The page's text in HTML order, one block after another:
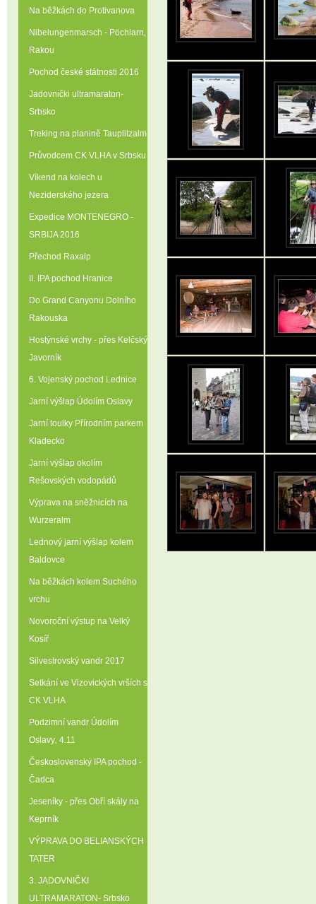
Na běžkách do Protivanova
Nibelungenmarsch - Pöchlarn‚
Rakou
Pochod české státnosti 2016
Jadovnički ultramaraton-
Srbsko
Treking na planině Tauplitzalm
Průvodcem CK VLHA v Srbsku
Víkend na kolech u
Neziderského jezera
Expedice MONTENEGRO -
SRBIJA 2016
Přechod Raxalp
II. IPA pochod Hranice
Do Grand Canyonu Dolního
Rakouska
Hostýnské vrchy - přes Kelčský
Javorník
6. Vojenský pochod Lednice
Jarní výšlap Údolím Oslavy
Jarní toulky Přírodním parkem
Kladecko
Jarní výšlap okolím
Rešovských vodopádů
Výprava na sněžnicích na
Wurzeralm
Lednový jarní výšlap kolem
Baldovce
Na běžkách kolem Suchého
vrchu
Novoroční výstup na Velký
Kosíř
Silvestrovský vandr 2017
Setkání ve Vizovických vrších s
CK VLHA
Podzimní vandr Údolím
Oslavy‚ 4.11
Československý IPA pochod -
Čadca
Jeseníky - přes Obří skály na
Keprník
VÝPRAVA DO BELIANSKÝCH
TATER
3. JADOVNIČKI
ULTRAMARATON- Srbsko